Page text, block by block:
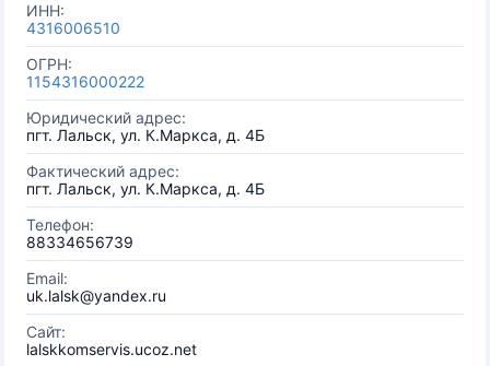
ИНН:
4316006510
ОГРН:
1154316000222
Юридический адрес:
пгт. Лальск, ул. К.Маркса, д. 4Б
Фактический адрес:
пгт. Лальск, ул. К.Маркса, д. 4Б
Телефон:
88334656739
Email:
uk.lalsk@yandex.ru
Сайт:
lalskkomservis.ucoz.net